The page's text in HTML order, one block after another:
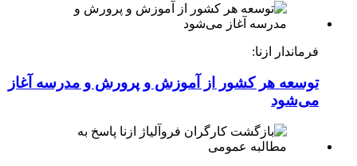
فرماندار ازنا:
توسعه هر کشور از آموزش و پرورش و مدرسه آغاز
می‌شود